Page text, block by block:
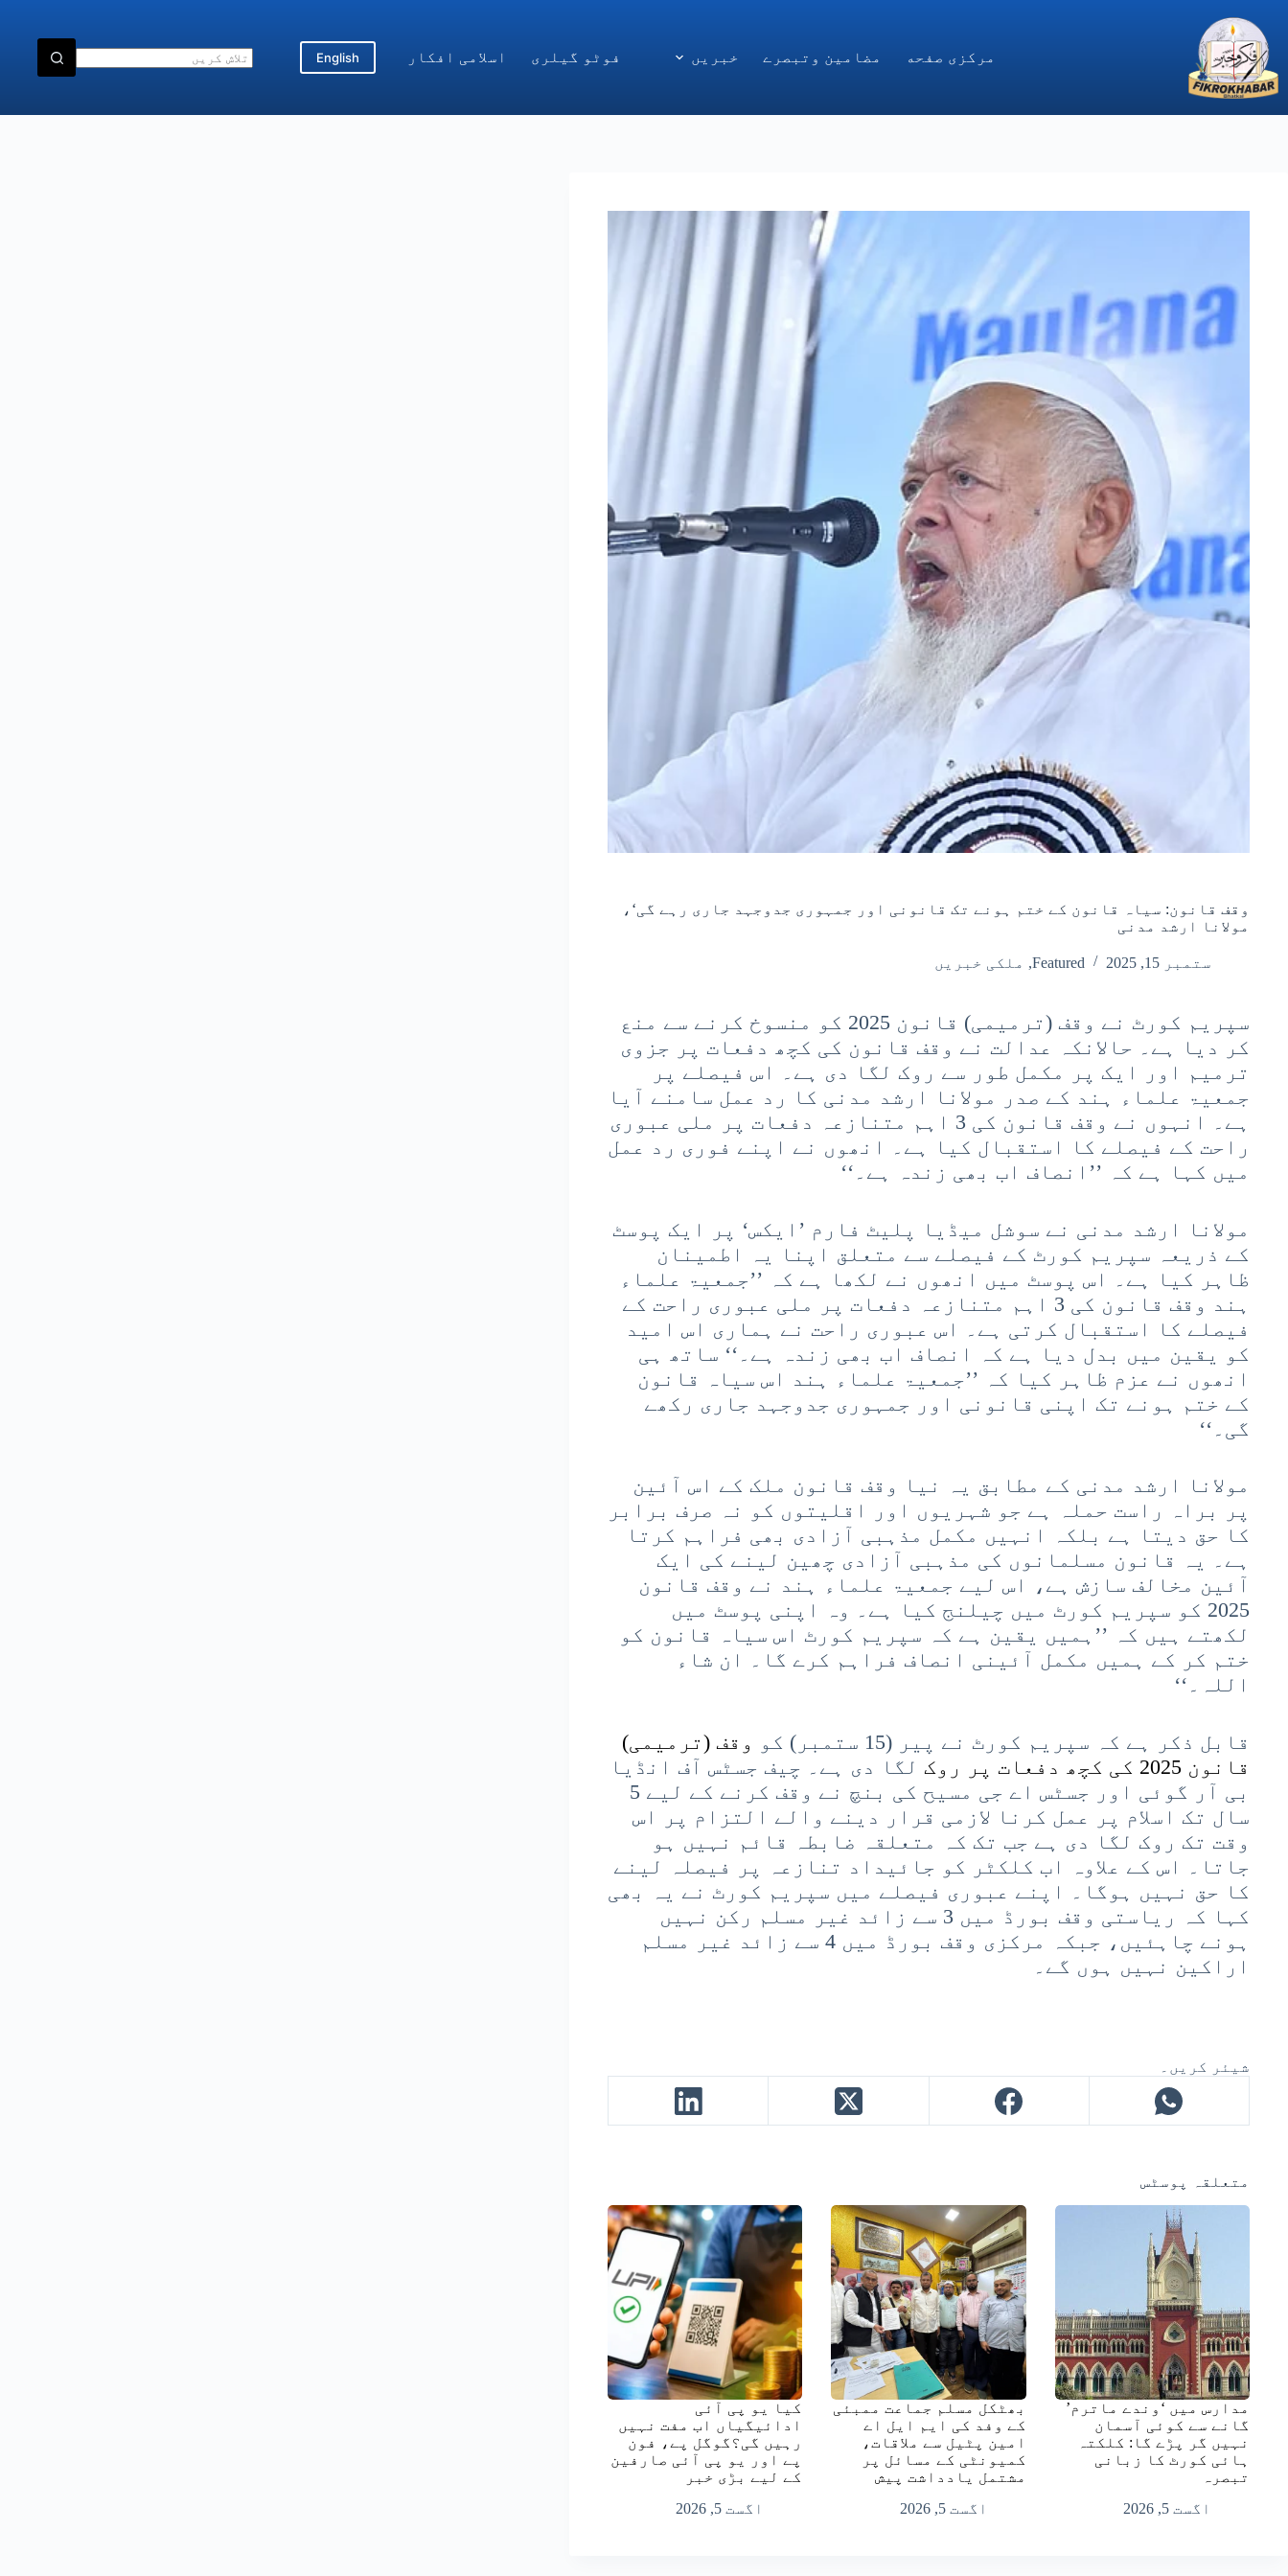
content
مركزى صفحه
مضامین وتبصرے خبریں فوٹو گیلری اسلامی افکار English
وقف قانون: سیاہ قانون کے ختم ہونے تک قانونی اور جمہوری جدوجہد جاری رہے گی‘،
مولانا ارشد مدنی
ستمبر 15, 2025 Featured
, ملکی خبریں
سپریم کورٹ نے وقف (ترمیمی) قانون 2025 کو منسوخ کرنے سے منع
کر دیا ہے۔ حالانکہ عدالت نے وقف قانون کی کچھ دفعات پر جزوی
ترمیم اور ایک پر مکمل طور سے روک لگا دی ہے۔ اس فیصلے پر
جمعیۃ علماء ہند کے صدر مولانا ارشد مدنی کا رد عمل سامنے آیا
ہے۔ انہوں نے وقف قانون کی 3 اہم متنازعہ دفعات پر ملی عبوری
راحت کے فیصلے کا استقبال کیا ہے۔ انھوں نے اپنے فوری رد عمل
میں کہا ہے کہ ’’انصاف اب بھی زندہ ہے۔‘‘
مولانا ارشد مدنی نے سوشل میڈیا پلیٹ فارم ’ایکس‘ پر ایک پوسٹ
کے ذریعہ سپریم کورٹ کے فیصلے سے متعلق اپنا یہ اطمینان
ظاہر کیا ہے۔ اس پوسٹ میں انھوں نے لکھا ہے کہ ’’جمعیۃ علماء
ہند وقف قانون کی 3 اہم متنازعہ دفعات پر ملی عبوری راحت کے
فیصلے کا استقبال کرتی ہے۔ اس عبوری راحت نے ہماری اس امید
کو یقین میں بدل دیا ہے کہ انصاف اب بھی زندہ ہے۔‘‘ ساتھ ہی
انھوں نے عزم ظاہر کیا کہ ’’جمعیۃ علماء ہند اس سیاہ قانون
کے ختم ہونے تک اپنی قانونی اور جمہوری جدوجہد جاری رکھے
گی۔‘‘
مولانا ارشد مدنی کے مطابق یہ نیا وقف قانون ملک کے اس آئین
پر براہ راست حملہ ہے جو شہریوں اور اقلیتوں کو نہ صرف برابر
کا حق دیتا ہے بلکہ انہیں مکمل مذہبی آزادی بھی فراہم کرتا
ہے۔ یہ قانون مسلمانوں کی مذہبی آزادی چھین لینے کی ایک
آئین مخالف سازش ہے، اس لیے جمعیۃ علماء ہند نے وقف قانون
2025 کو سپریم کورٹ میں چیلنج کیا ہے۔ وہ اپنی پوسٹ میں
لکھتے ہیں کہ ’’ہمیں یقین ہے کہ سپریم کورٹ اس سیاہ قانون کو
ختم کر کے ہمیں مکمل آئینی انصاف فراہم کرے گا۔ ان شاء
اللہ۔‘‘
قابل ذکر ہے کہ سپریم کورٹ نے پیر (15 ستمبر) کو
وقف (ترمیمی)
قانون 2025 کی کچھ دفعات پر روک
لگا دی ہے۔ چیف جسٹس آف انڈیا
بی آر گوئی اور جسٹس اے جی مسیح کی بنچ نے وقف کرنے کے لیے 5
سال تک اسلام پر عمل کرنا لازمی قرار دینے والے التزام پر اس
وقت تک روک لگا دی ہے جب تک کہ متعلقہ ضابطہ قائم نہیں ہو
جاتا۔ اس کے علاوہ اب کلکٹر کو جائیداد تنازعہ پر فیصلہ لینے
کا حق نہیں ہوگا۔ اپنے عبوری فیصلے میں سپریم کورٹ نے یہ بھی
کہا کہ ریاستی وقف بورڈ میں 3 سے زائد غیر مسلم رکن نہیں
ہونے چاہئیں، جبکہ مرکزی وقف بورڈ میں 4 سے زائد غیر مسلم
اراکین نہیں ہوں گے۔
شیئر کریں۔
متعلقہ پوسٹس
مدارس میں ‘وندے ماترم’
گانے سے کوئی آسمان
نہیں گر پڑے گا: کلکتہ
ہائی کورٹ کا زبانی
تبصرہ
اگست 5, 2026
بھٹکل مسلم جماعت ممبئی
کے وفد کی ایم ایل اے
امین پٹیل سے ملاقات،
کمیونٹی کے مسائل پر
مشتمل یادداشت پیش
اگست 5, 2026
کیا یو پی آئی
ادائیگیاں اب مفت نہیں
رہیں گی؟گوگل پے، فون
پے اور یو پی آئی صارفین
کے لیے بڑی خبر
اگست 5, 2026